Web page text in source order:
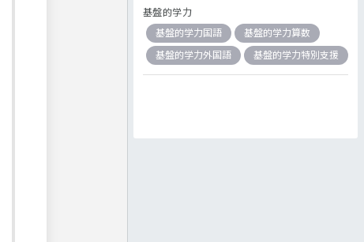
基盤的学力
基盤的学力国語
基盤的学力算数
基盤的学力外国語
基盤的学力特別支援